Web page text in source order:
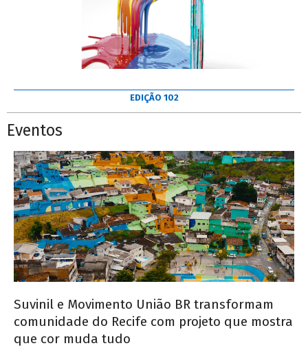
EDIÇÃO 102
Eventos
Suvinil e Movimento União BR transformam
comunidade do Recife com projeto que mostra
que cor muda tudo